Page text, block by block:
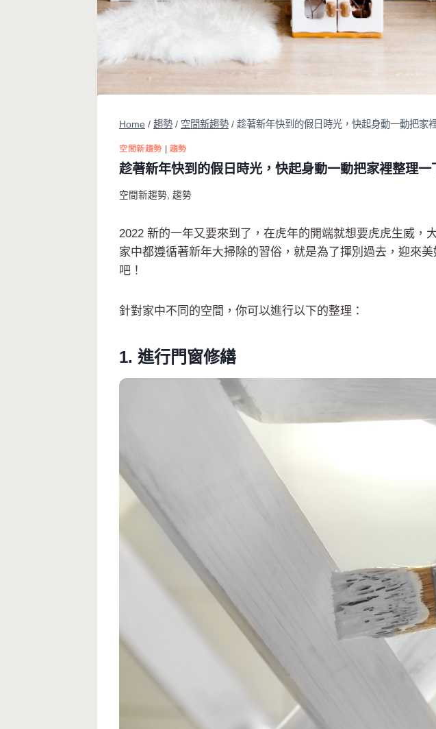
Home / 趨勢 / 空間新趨勢 / 趁著新年快到的假日時光，快起身動一動把家
空間新趨勢 | 趨勢
趁著新年快到的假日時光，快起身動一動把家裡整理一
空間新趨勢, 趨勢
2022 新的一年又要來到了，在虎年的開端就想要虎虎生威
家中都遵循著新年大掃除的習俗，就是為了揮別過去，迎來
吧！
針對家中不同的空間，你可以進行以下的整理：
1. 進行門窗修繕